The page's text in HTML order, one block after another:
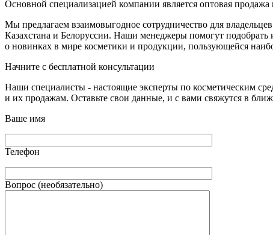
Основной специализацией компании является оптовая
Мы предлагаем взаимовыгодное сотрудничество для
Казахстана и Белоруссии. Наши менеджеры помогут
о новинках в мире косметики и продукции, пользующейся
Начните с бесплатной консультации
Наши специалисты - настоящие эксперты по косметическим
и их продажам. Оставьте свои данные, и с вами свяжутся в
Ваше имя
Телефон
Вопрос (необязательно)